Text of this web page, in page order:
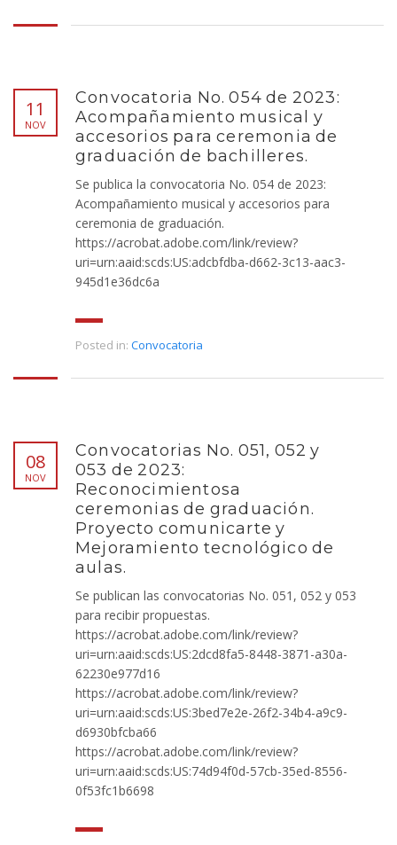
11
NOV
Convocatoria No. 054 de 2023:
Acompañamiento musical y
accesorios para ceremonia de
graduación de bachilleres.
Se publica la convocatoria No. 054 de 2023:
Acompañamiento musical y accesorios para
ceremonia de graduación.
https://acrobat.adobe.com/link/review?
uri=urn:aaid:scds:US:adcbfdba-d662-3c13-aac3-
945d1e36dc6a
Posted in: Convocatoria
08
NOV
Convocatorias No. 051, 052 y
053 de 2023:
Reconocimientosa
ceremonias de graduación.
Proyecto comunicarte y
Mejoramiento tecnológico de
aulas.
Se publican las convocatorias No. 051, 052 y 053
para recibir propuestas.
https://acrobat.adobe.com/link/review?
uri=urn:aaid:scds:US:2dcd8fa5-8448-3871-a30a-
62230e977d16
https://acrobat.adobe.com/link/review?
uri=urn:aaid:scds:US:3bed7e2e-26f2-34b4-a9c9-
d6930bfcba66
https://acrobat.adobe.com/link/review?
uri=urn:aaid:scds:US:74d94f0d-57cb-35ed-8556-
0f53fc1b6698